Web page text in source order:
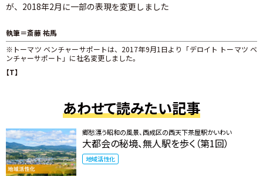
が、2018年2月に一部の表現を変更しました
執筆＝斎藤 祐馬
※トーマツ ベンチャーサポートは、2017年9月1日より「デロイト トーマツ ベ
ンチャーサポート」に社名変更しました。
【T】
あわせて読みたい記事
郷愁漂う昭和の風景、西成区の西天下茶屋駅かいわい
大都会の秘境、無人駅を歩く（第1回）
地域活性化